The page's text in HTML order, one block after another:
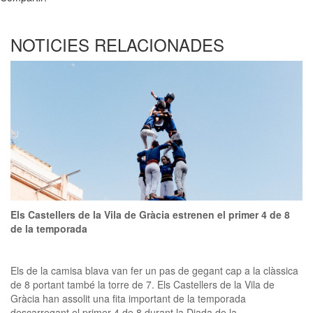
NOTICIES RELACIONADES
Els Castellers de la Vila de Gràcia estrenen el primer 4 de 8
de la temporada
Els de la camisa blava van fer un pas de gegant cap a la clàssica
de 8 portant també la torre de 7. Els Castellers de la Vila de
Gràcia han assolit una fita important de la temporada